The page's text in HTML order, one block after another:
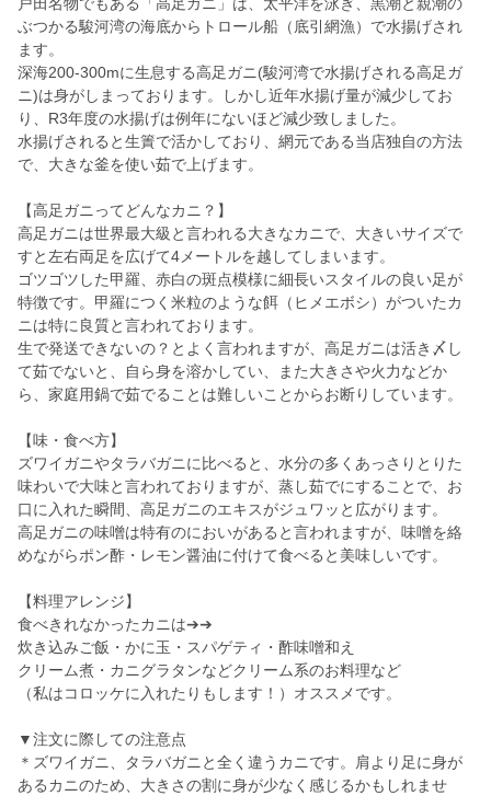
ぶつかる駿河湾の海底からトロール船（底引網漁）で水揚げされ
ます。
深海200-300mに生息する高足ガニ(駿河湾で水揚げされる高足ガ
ニ)は身がしまっております。しかし近年水揚げ量が減少してお
り、R3年度の水揚げは例年にないほど減少致しました。
水揚げされると生簀で活かしており、網元である当店独自の方法
で、大きな釜を使い茹で上げます。
【高足ガニってどんなカニ？】
高足ガニは世界最大級と言われる大きなカニで、大きいサイズで
すと左右両足を広げて4メートルを越してしまいます。
ゴツゴツした甲羅、赤白の斑点模様に細長いスタイルの良い足が
特徴です。甲羅につく米粒のような餌（ヒメエボシ）がついたカ
ニは特に良質と言われております。
生で発送できないの？とよく言われますが、高足ガニは活き〆し
て茹でないと、自ら身を溶かしてい、また大きさや火力などか
ら、家庭用鍋で茹でることは難しいことからお断りしています。
【味・食べ方】
ズワイガニやタラバガニに比べると、水分の多くあっさりとりた
味わいで大味と言われておりますが、蒸し茹でにすることで、お
口に入れた瞬間、高足ガニのエキスがジュワッと広がります。
高足ガニの味噌は特有のにおいがあると言われますが、味噌を絡
めながらポン酢・レモン醤油に付けて食べると美味しいです。
【料理アレンジ】
食べきれなかったカニは➔➔
炊き込みご飯・かに玉・スパゲティ・酢味噌和え
クリーム煮・カニグラタンなどクリーム系のお料理など
（私はコロッケに入れたりもします！）オススメです。
▼注文に際しての注意点
＊ズワイガニ、タラバガニと全く違うカニです。肩より足に身が
あるカニのため、大きさの割に身が少なく感じるかもしれませ